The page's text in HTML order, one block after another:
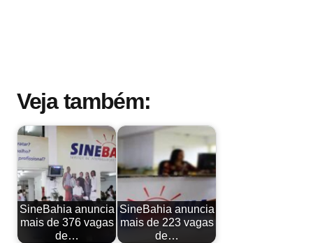
Veja também:
SineBahia anuncia
mais de 376 vagas
de…
SineBahia anuncia
mais de 223 vagas
de…